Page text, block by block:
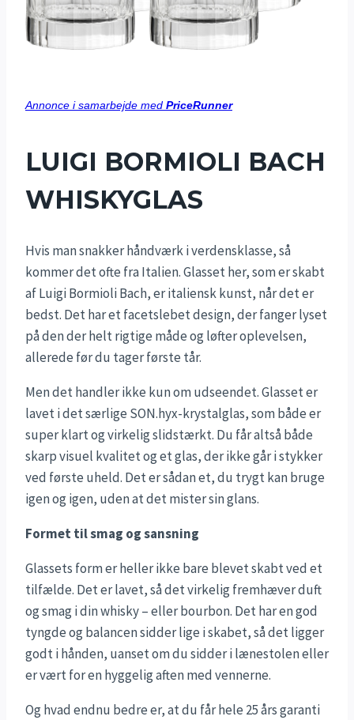
Annonce i samarbejde med PriceRunner
LUIGI BORMIOLI BACH
WHISKYGLAS
Hvis man snakker håndværk i verdensklasse, så
kommer det ofte fra Italien. Glasset her, som er skabt
af Luigi Bormioli Bach, er italiensk kunst, når det er
bedst. Det har et facetslebet design, der fanger lyset
på den der helt rigtige måde og løfter oplevelsen,
allerede før du tager første tår.
Men det handler ikke kun om udseendet. Glasset er
lavet i det særlige SON.hyx-krystalglas, som både er
super klart og virkelig slidstærkt. Du får altså både
skarp visuel kvalitet og et glas, der ikke går i stykker
ved første uheld. Det er sådan et, du trygt kan bruge
igen og igen, uden at det mister sin glans.
Formet til smag og sansning
Glassets form er heller ikke bare blevet skabt ved et
tilfælde. Det er lavet, så det virkelig fremhæver duft
og smag i din whisky – eller bourbon. Det har en god
tyngde og balancen sidder lige i skabet, så det ligger
godt i hånden, uanset om du sidder i lænestolen eller
er vært for en hyggelig aften med vennerne.
Og hvad endnu bedre er, at du får hele 25 års garanti